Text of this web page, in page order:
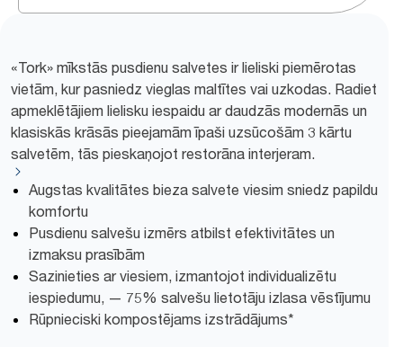
«Tork» mīkstās pusdienu salvetes ir lieliski piemērotas
vietām, kur pasniedz vieglas maltītes vai uzkodas. Radiet
apmeklētājiem lielisku iespaidu ar daudzās modernās un
klasiskās krāsās pieejamām īpaši uzsūcošām 3 kārtu
salvetēm, tās pieskaņojot restorāna interjeram.
Augstas kvalitātes bieza salvete viesim sniedz papildu
komfortu
Pusdienu salvešu izmērs atbilst efektivitātes un
izmaksu prasībām
Sazinieties ar viesiem, izmantojot individualizētu
iespiedumu, — 75% salvešu lietotāju izlasa vēstījumu
Rūpnieciski kompostējams izstrādājums*